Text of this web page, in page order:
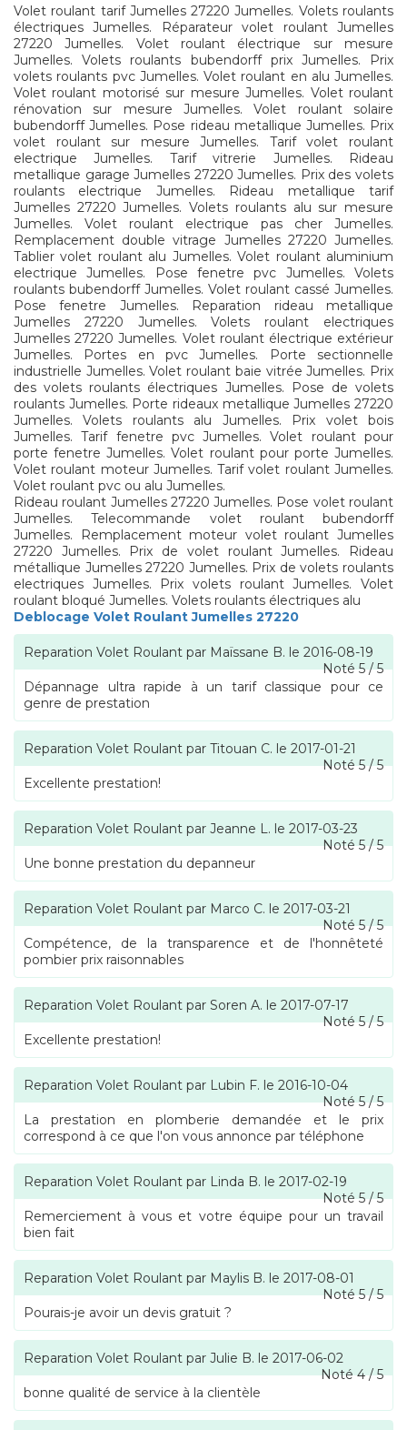
Volet roulant tarif Jumelles 27220 Jumelles. Volets roulants
électriques Jumelles. Réparateur volet roulant Jumelles
27220 Jumelles. Volet roulant électrique sur mesure
Jumelles. Volets roulants bubendorff prix Jumelles. Prix
volets roulants pvc Jumelles. Volet roulant en alu Jumelles.
Volet roulant motorisé sur mesure Jumelles. Volet roulant
rénovation sur mesure Jumelles. Volet roulant solaire
bubendorff Jumelles. Pose rideau metallique Jumelles. Prix
volet roulant sur mesure Jumelles. Tarif volet roulant
electrique Jumelles. Tarif vitrerie Jumelles. Rideau
metallique garage Jumelles 27220 Jumelles. Prix des volets
roulants electrique Jumelles. Rideau metallique tarif
Jumelles 27220 Jumelles. Volets roulants alu sur mesure
Jumelles. Volet roulant electrique pas cher Jumelles.
Remplacement double vitrage Jumelles 27220 Jumelles.
Tablier volet roulant alu Jumelles. Volet roulant aluminium
electrique Jumelles. Pose fenetre pvc Jumelles. Volets
roulants bubendorff Jumelles. Volet roulant cassé Jumelles.
Pose fenetre Jumelles. Reparation rideau metallique
Jumelles 27220 Jumelles. Volets roulant electriques
Jumelles 27220 Jumelles. Volet roulant électrique extérieur
Jumelles. Portes en pvc Jumelles. Porte sectionnelle
industrielle Jumelles. Volet roulant baie vitrée Jumelles. Prix
des volets roulants électriques Jumelles. Pose de volets
roulants Jumelles. Porte rideaux metallique Jumelles 27220
Jumelles. Volets roulants alu Jumelles. Prix volet bois
Jumelles. Tarif fenetre pvc Jumelles. Volet roulant pour
porte fenetre Jumelles. Volet roulant pour porte Jumelles.
Volet roulant moteur Jumelles. Tarif volet roulant Jumelles.
Volet roulant pvc ou alu Jumelles.
Rideau roulant Jumelles 27220 Jumelles. Pose volet roulant
Jumelles. Telecommande volet roulant bubendorff
Jumelles. Remplacement moteur volet roulant Jumelles
27220 Jumelles. Prix de volet roulant Jumelles. Rideau
métallique Jumelles 27220 Jumelles. Prix de volets roulants
electriques Jumelles. Prix volets roulant Jumelles. Volet
roulant bloqué Jumelles. Volets roulants électriques alu
Deblocage Volet Roulant Jumelles 27220
Reparation Volet Roulant par Maïssane B. le 2016-08-19
Noté5/5
Dépannage ultra rapide à un tarif classique pour ce
genre de prestation
Reparation Volet Roulant par Titouan C. le 2017-01-21
Noté5/5
Excellente prestation!
Reparation Volet Roulant par Jeanne L. le 2017-03-23
Noté5/5
Une bonne prestation du depanneur
Reparation Volet Roulant par Marco C. le 2017-03-21
Noté5/5
Compétence, de la transparence et de l'honnêteté
pombier prix raisonnables
Reparation Volet Roulant par Soren A. le 2017-07-17
Noté5/5
Excellente prestation!
Reparation Volet Roulant par Lubin F. le 2016-10-04
Noté5/5
La prestation en plomberie demandée et le prix
correspond à ce que l'on vous annonce par téléphone
Reparation Volet Roulant par Linda B. le 2017-02-19
Noté5/5
Remerciement à vous et votre équipe pour un travail
bien fait
Reparation Volet Roulant par Maylis B. le 2017-08-01
Noté5/5
Pourais-je avoir un devis gratuit ?
Reparation Volet Roulant par Julie B. le 2017-06-02
Noté4/5
bonne qualité de service à la clientèle